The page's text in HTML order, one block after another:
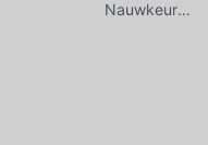
Nauwkeurigheid